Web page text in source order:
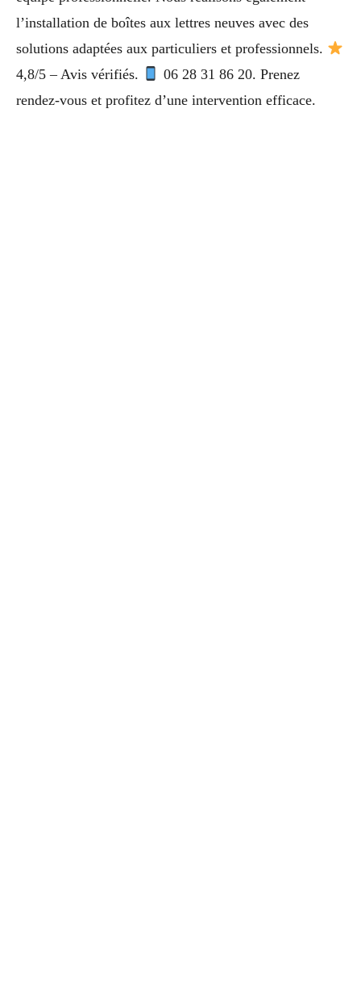
l’installation de boîtes aux lettres neuves avec des
solutions adaptées aux particuliers et professionnels.
4,8/5 – Avis vérifiés.
06 28 31 86 20. Prenez
rendez-vous et profitez d’une intervention efficace.